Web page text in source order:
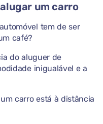
um carro
tem de ser
café?
do aluguer de
inigualável e a
carro está à distância